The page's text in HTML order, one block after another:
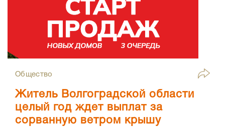
Общество
Житель Волгоградской области
целый год ждет выплат за
сорванную ветром крышу